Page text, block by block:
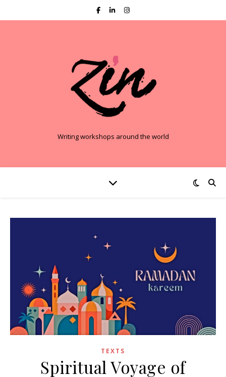
Writing workshops around the world
TEXTS
Spiritual Voyage of